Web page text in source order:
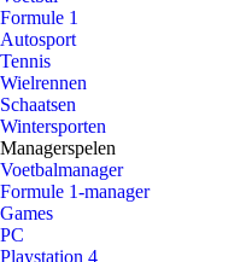
Formule 1
Autosport
Tennis
Wielrennen
Schaatsen
Wintersporten
Managerspelen
Voetbalmanager
Formule 1-manager
Games
PC
Playstation 4